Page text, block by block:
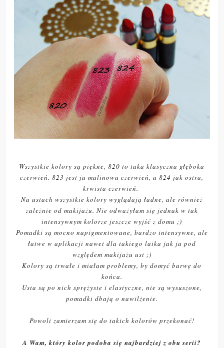
Wszystkie kolory są piękne, 820 to taka klasyczna głęboka
czerwień. 823 jest ja malinowa czerwień, a 824 jak ostra,
krwista czerwień.
Na ustach wszystkie kolory wyglądają ładne, ale również
zależnie od makijażu. Nie odważyłam się jednak w tak
intensywnym kolorze jeszcze wyjść z domu ;)
Pomadki są mocno napigmentowane, bardzo intensywne, ale
łatwe w aplikacji nawet dla takiego laika jak ja pod
względem makijażu ust ;)
Kolory są trwałe i miałam problemy, by domyć barwę do
końca.
Usta są po nich sprężyste i elastyczne, nie są wysuszone,
pomadki dbają o nawilżenie.
Powoli zamierzam się do takich kolorów przekonać!
A Wam, który kolor podoba się najbardziej z obu serii?